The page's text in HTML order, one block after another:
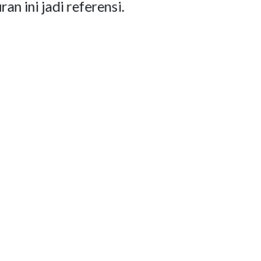
ini jadi referensi.